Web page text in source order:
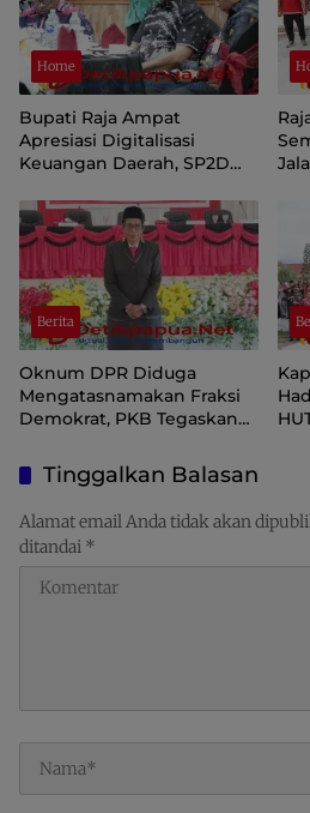
Home
Bupati Raja Ampat
Apresiasi Digitalisasi
Keuangan Daerah, SP2D
Perkuat Tata Kelola APBD
Berita
Oknum DPR Diduga
Mengatasnamakan Fraksi
Demokrat, PKB Tegaskan
Papua Pegunungan
Tinggalkan Balasan
Alamat email Anda tidak akan
ditandai *